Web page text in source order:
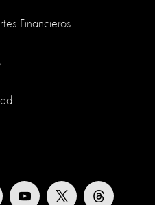
Financieros